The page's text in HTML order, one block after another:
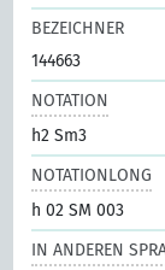
BEZEICHNER
144663
NOTATION
h2 Sm3
NOTATIONLONG
h 02 SM 003
IN ANDEREN